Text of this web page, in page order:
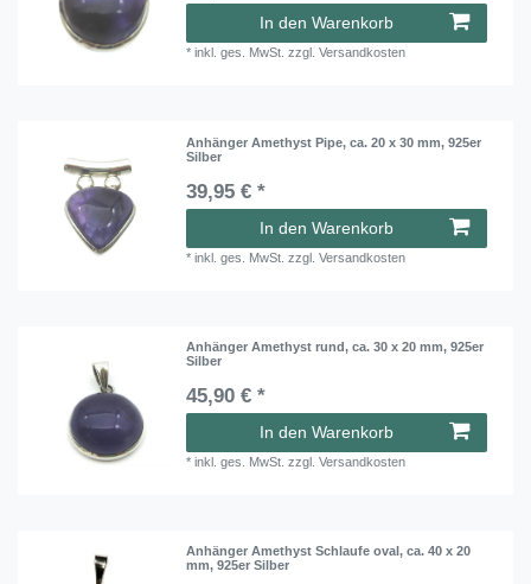
In den Warenkorb
*inkl. ges. MwSt. zzgl.Versandkosten
Anhänger Amethyst Pipe, ca. 20 x 30 mm, 925er
Silber
39,95 € *
In den Warenkorb
*inkl. ges. MwSt. zzgl.Versandkosten
Anhänger Amethyst rund, ca. 30 x 20 mm, 925er
Silber
45,90 € *
In den Warenkorb
*inkl. ges. MwSt. zzgl.Versandkosten
Anhänger Amethyst Schlaufe oval, ca. 40 x 20
mm, 925er Silber